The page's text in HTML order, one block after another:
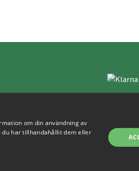
om din användning av
du har tillhandahållit dem eller